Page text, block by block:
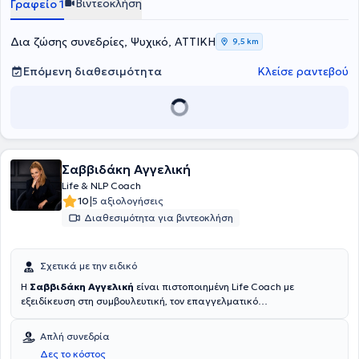
Γραφείο 1 Βιντεοκλήση
Δια ζώσης συνεδρίες, Ψυχικό, ΑΤΤΙΚΗ 9,5 km
Επόμενη διαθεσιμότητα Κλείσε ραντεβού
Σαββιδάκη Αγγελική
Life & NLP Coach
10|5 αξιολογήσεις
Διαθεσιμότητα για βιντεοκλήση
Σχετικά με την ειδικό
Η Σαββιδάκη Αγγελική είναι πιστοποιημένη Life Coach με
εξειδίκευση στη συμβουλευτική, τον επαγγελματικό
στον χώρο της ψυχικής υγείας, καθώς από το 2022 συνεργάζεται
με το Κέντρο Ψυχικής Υγείας «Δια Λόγου… Νόησις» στην Ελλάδα,
Απλή συνεδρία
Δες το κόστος